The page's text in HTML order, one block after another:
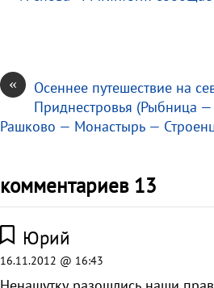
k
т
«
Осеннее путешествие на
Приднестровья (Рыбница —
Рашково — Монастырь —
комментариев 13
Юрий
16.11.2012 @ 16:43